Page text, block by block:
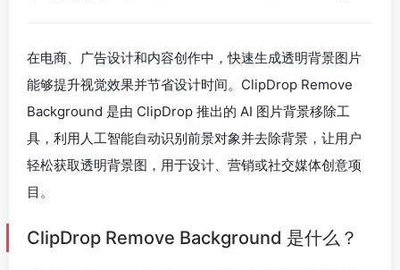
在电商、广告设计和内容创作中，快速生成透明背景图片
能够提升视觉效果并节省设计时间。ClipDrop Remove
Background 是由 ClipDrop 推出的 AI 图片背景移除工
具，利用人工智能自动识别前景对象并去除背景，让用户
轻松获取透明背景图，用于设计、营销或社交媒体创意项
目。
ClipDrop Remove Background 是什么？